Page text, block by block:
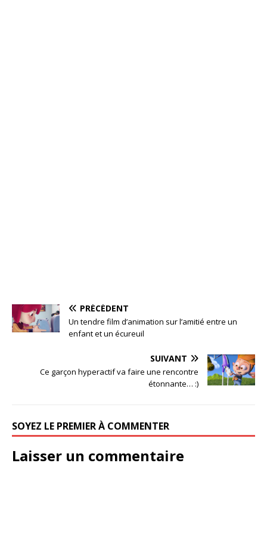
PRÉCÉDENT
Un tendre film d’animation sur l’amitié entre un
enfant et un écureuil
SUIVANT
Ce garçon hyperactif va faire une rencontre
étonnante… :)
SOYEZ LE PREMIER À COMMENTER
Laisser un commentaire